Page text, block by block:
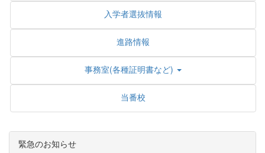
入学者選抜情報
進路情報
事務室(各種証明書など)
当番校
緊急のお知らせ